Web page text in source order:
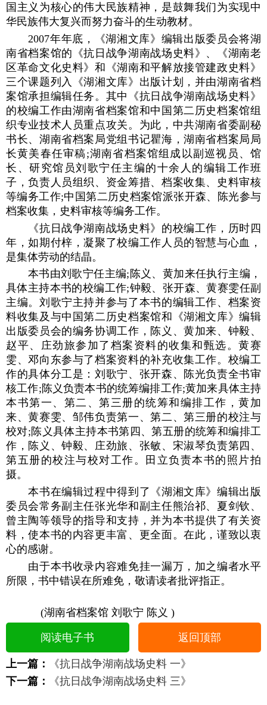
国主义为核心的伟大民族精神，是鼓舞我们为实现中
华民族伟大复兴而努力奋斗的生动教材。
2007年年底，《湖湘文库》编辑出版委员会将湖
南省档案馆的《抗日战争湖南战场史料》、《湖南老
区革命文化史料》和《湖南和平解放接管建政史料》
三个课题列入《湖湘文库》出版计划，并由湖南省档
案馆承担编辑任务。其中《抗日战争湖南战场史料》
的校编工作由湖南省档案馆和中国第二历史档案馆组
织专业技术人员重点攻关。为此，中共湖南省委副秘
书长、湖南省档案局党组书记瞿海，湖南省档案局局
长黄美春任审稿;湖南省档案馆组成以副巡视员、馆
长、研究馆员刘歌宁任主编的十余人的编辑工作班
子，负责人员组织、资金筹措、档案收集、史料审核
等编务工作;中国第二历史档案馆派张开森、陈光参与
档案收集，史料审核等编务工作。
《抗日战争湖南战场史料》的校编工作，历时四
年，如期付梓，凝聚了校编工作人员的智慧与心血，
是集体劳动的结晶。
本书由刘歌宁任主编;陈义、黄加来任执行主编，
具体主持本书的校编工作;钟毅、张开森、黄赛雯任副
主编。刘歌宁主持并参与了本书的编辑工作、档案资
料收集及与中国第二历史档案馆和《湖湘文库》编辑
出版委员会的编务协调工作，陈义、黄加来、钟毅、
赵平、庄劲旅参加了档案资料的收集和甄选。黄赛
雯、邓向东参与了档案资料的补充收集工作。校编工
作的具体分工是：刘歌宁、张开森、陈光负责全书审
核工作;陈义负责本书的统筹编排工作;黄加来具体主持
本书第一、第二、第三册的统筹和编排工作，黄加
来、黄赛雯、邹伟负责第一、第二、第三册的校注与
校对;陈义具体主持本书第四、第五册的统筹和编排工
作，陈义、钟毅、庄劲旅、张敏、宋淑琴负责第四、
第五册的校注与校对工作。田立负责本书的照片拍
摄。
本书在编辑过程中得到了《湖湘文库》编辑出版
委员会常务副主任张光华和副主任熊治祁、夏剑钦、
曾主陶等领导的指导和支持，并为本书提供了有关资
料，使本书的内容更丰富、更全面。在此，谨致以衷
心的感谢。
由于本书收录内容难免挂一漏万，加之编者水平
所限，书中错误在所难免，敬请读者批评指正。
(湖南省档案馆 刘歌宁 陈义 )
阅读电子书 返回顶部
上一篇：
《抗日战争湖南战场史料 一》
下一篇：
《抗日战争湖南战场史料 三》